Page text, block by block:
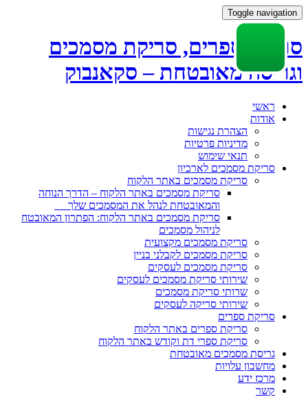
Toggle navigation
סריקת ספרים, סריקת מסמכים
וגריסה מאובטחת – סקאנבוק
Skip
ראשי
אודות
הצהרת נגישות
מדיניות פרטיות
תנאי שימוש
סריקת מסמכים לארכיון
סריקת מסמכים באתר הלקוח
סריקת מסמכים באתר הלקוח – הדרך הנוחה
והמאובטחת לנהל את המסמכים שלך
סריקת מסמכים באתר הלקוח: הפתרון המאובטח
לניהול מסמכים
סריקת מסמכים מקצועית
סריקת מסמכים לקבלני בניין
סריקת מסמכים לעסקים
שירותי סריקת מסמכים לעסקים
שרותי סריקת מסמכים
שירותי סריקה לעסקים
סריקת ספרים
סריקת ספרים באתר הלקוח
סריקת ספרי דת וקודש באתר הלקוח
גריסת מסמכים מאובטחת
מחשבון עלויות
מרכז ידע
קשר